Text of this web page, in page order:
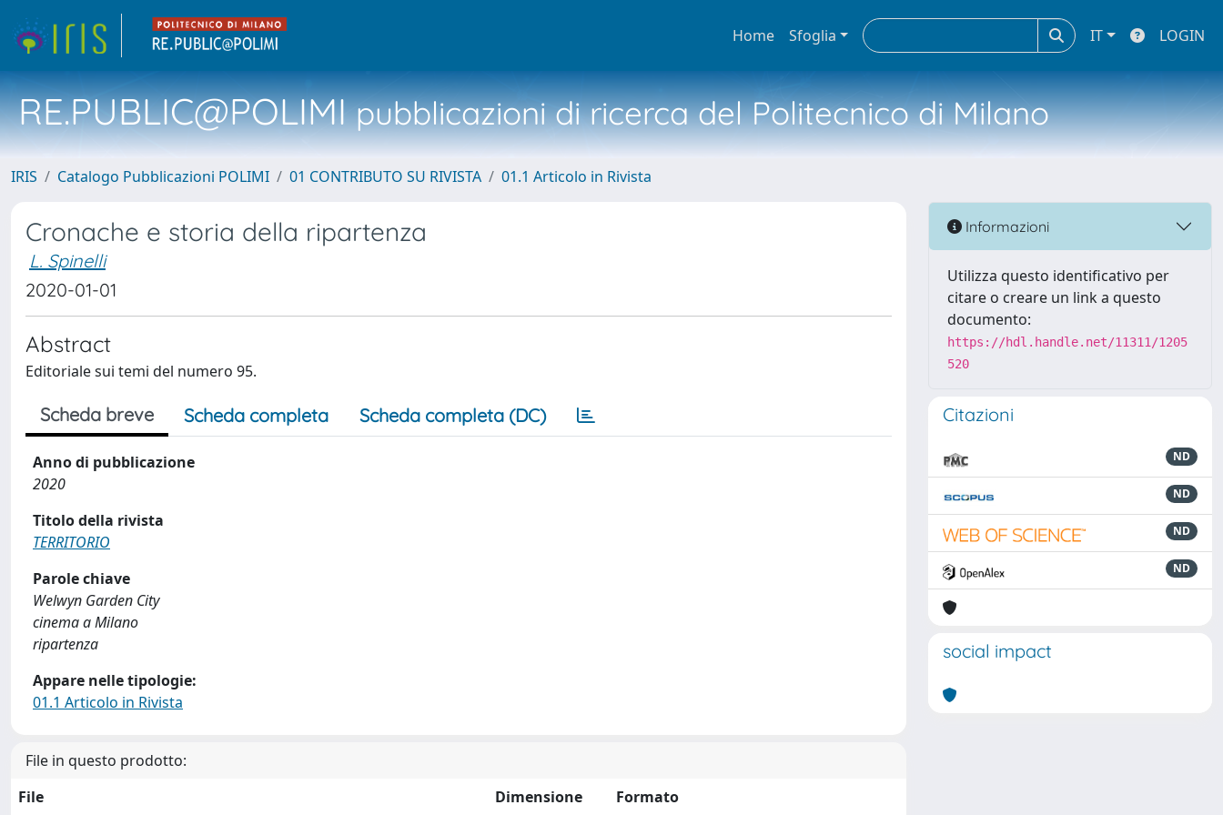
Home Sfoglia IT LOGIN
RE.PUBLIC@POLIMIpubblicazioni di ricerca del Politecnico di Milano
IRIS Catalogo Pubblicazioni POLIMI 01 CONTRIBUTO SU RIVISTA 01.1 Articolo in Rivista
Cronache e storia della ripartenza
L. Spinelli
2020-01-01
Abstract
Editoriale sui temi del numero 95.
Scheda breve Scheda completa Scheda completa (DC)
Anno di pubblicazione
2020
Titolo della rivista
TERRITORIO
Parole chiave
Welwyn Garden City
cinema a Milano
ripartenza
Appare nelle tipologie:
01.1 Articolo in Rivista
File in questo prodotto:
File
Dimensione Formato
Informazioni
Utilizza questo identificativo per
citare o creare un link a questo
documento:
https://hdl.handle.net/11311/1205
520
Citazioni
ND
ND
ND
ND
social impact